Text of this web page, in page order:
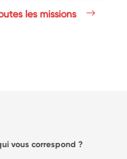
les missions
vous correspond ?